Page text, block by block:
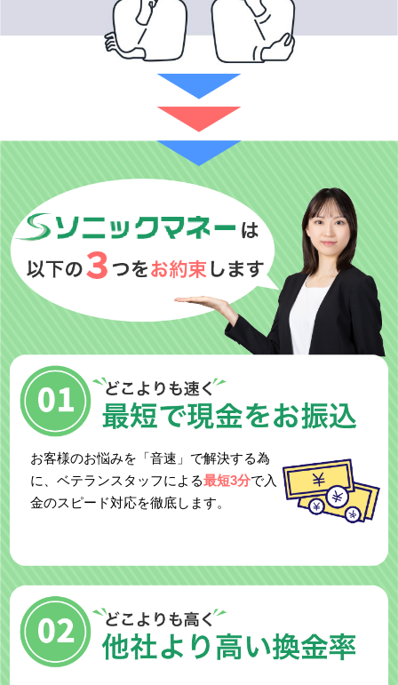
お客様のお悩みを「音速」で解決する為
に、ベテランスタッフによる最短3分で入
金のスピード対応を徹底します。